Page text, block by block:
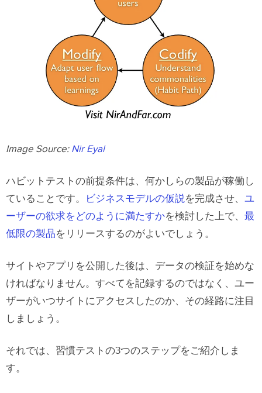
Image Source: Nir Eyal
ハビットテストの前提条件は、何かしらの製品が稼働し
ていることです。
ビジネスモデルの仮説を完成させ、 ユ
ーザーの欲求をどのように満たすかを検討した上で、 最
低限の製品をリリースするのがよいでしょう。
サイトやアプリを公開した後は、データの検証を始めな
ければなりません。すべてを記録するのではなく、ユー
ザーがいつサイトにアクセスしたのか、その経路に注目
しましょう。
それでは、習慣テストの3つのステップをご紹介しま
す。